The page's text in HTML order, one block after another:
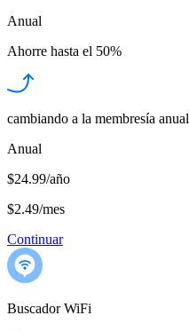
Anual
Ahorre hasta el 50%
cambiando a la membresía anual
Anual
$24.99/año
$2.49/mes
Continuar
Buscador WiFi